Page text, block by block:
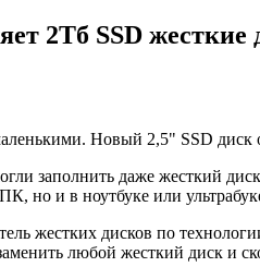
2Тб SSD жесткие
Новый 2,5" SSD диск
заполнить даже жесткий
но и в ноутбуке или
жестких дисков по
любой жесткий диск и